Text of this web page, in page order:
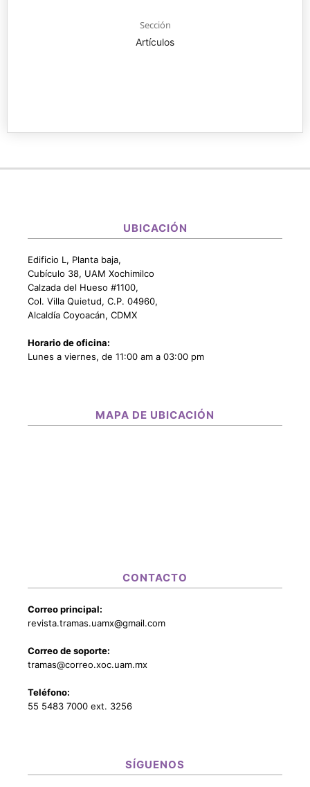
Sección
Artículos
UBICACIÓN
Edificio L, Planta baja,
Cubículo 38, UAM Xochimilco
Calzada del Hueso #1100,
Col. Villa Quietud, C.P. 04960,
Alcaldía Coyoacán, CDMX
Horario de oficina:
Lunes a viernes, de 11:00 am a 03:00 pm
MAPA DE UBICACIÓN
CONTACTO
Correo principal:
revista.tramas.uamx@gmail.com
Correo de soporte:
tramas@correo.xoc.uam.mx
Teléfono:
55 5483 7000 ext. 3256
SÍGUENOS